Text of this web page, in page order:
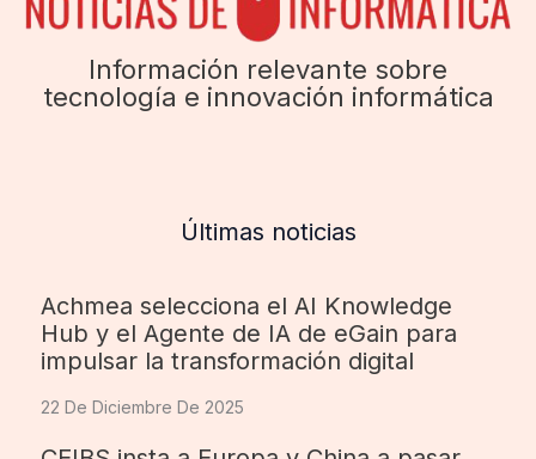
Información relevante sobre
tecnología e innovación informática
Últimas noticias
Achmea selecciona el AI Knowledge
Hub y el Agente de IA de eGain para
impulsar la transformación digital
22 De Diciembre De 2025